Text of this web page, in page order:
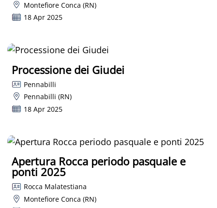
Montefiore Conca (RN)
18 Apr 2025
Processione dei Giudei
Pennabilli
Pennabilli (RN)
18 Apr 2025
Apertura Rocca periodo pasquale e
ponti 2025
Rocca Malatestiana
Montefiore Conca (RN)